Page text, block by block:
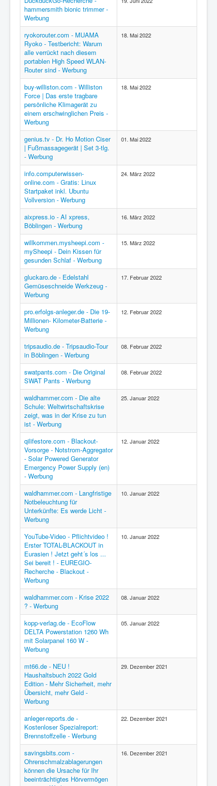
hammersmith bionic trimmer -
Werbung
ryokorouter.com - MUAMA
Ryoko - Testbericht: Warum
alle verrückt nach diesem
portablen High Speed WLAN-
Router sind - Werbung
18. Mai 2022
buy-williston.com - Williston
Force | Das erste tragbare
persönliche Klimagerät zu
einem erschwinglichen Preis -
Werbung
18. Mai 2022
genius.tv - Dr. Ho Motion Ciser
| Fußmassagegerät | Set 3-tlg.
- Werbung
01. Mai 2022
info.computerwissen-
online.com - Gratis: Linux
Startpaket inkl. Ubuntu
Vollversion - Werbung
24. März 2022
aixpress.io - AI xpress,
Böblingen - Werbung
16. März 2022
willkommen.mysheepi.com -
mySheepi - Dein Kissen für
gesunden Schlaf - Werbung
15. März 2022
gluckaro.de - Edelstahl
Gemüseschneide Werkzeug -
Werbung
17. Februar 2022
pro.erfolgs-anleger.de - Die 19-
Millionen- Kilometer-Batterie -
Werbung
12. Februar 2022
tripsaudio.de - Tripsaudio-Tour
in Böblingen - Werbung
08. Februar 2022
swatpants.com - Die Original
SWAT Pants - Werbung
08. Februar 2022
waldhammer.com - Die alte
Schule: Weltwirtschaftskrise
zeigt, was in der Krise zu tun
ist - Werbung
25. Januar 2022
qilifestore.com - Blackout-
Vorsorge - Notstrom-Aggregator
- Solar Powered Generator
Emergency Power Supply (en)
- Werbung
12. Januar 2022
waldhammer.com - Langfristige
Notbeleuchtung für
Unterkünfte: Es werde Licht -
Werbung
10. Januar 2022
YouTube-Video - Pflichtvideo !
Erster TOTAL-BLACKOUT in
Eurasien ! Jetzt geht´s los ...
Sei bereit ! - EUREGIO-
Recherche - Blackout -
Werbung
10. Januar 2022
waldhammer.com - Krise 2022
? - Werbung
08. Januar 2022
kopp-verlag.de - EcoFlow
DELTA Powerstation 1260 Wh
mit Solarpanel 160 W -
Werbung
05. Januar 2022
mt66.de - NEU !
Haushaltsbuch 2022 Gold
Edition - Mehr Sicherheit, mehr
Übersicht, mehr Geld -
Werbung
29. Dezember 2021
anleger-reports.de -
Kostenloser Spezialreport:
Brennstoffzelle - Werbung
22. Dezember 2021
savingsbits.com -
Ohrenschmalzablagerungen
können die Ursache für Ihr
beeinträchtigtes Hörvermögen
16. Dezember 2021